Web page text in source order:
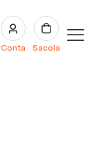
Conta Sacola